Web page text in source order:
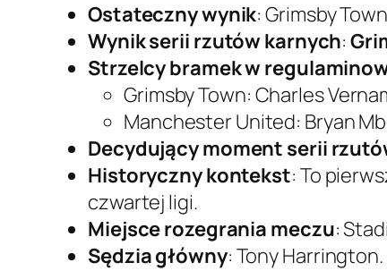
Ostateczny wynik: Grimsby
Wynik serii rzutów karnych:
Strzelcy bramek w
Grimsby Town: Charles
Manchester United: Bryan
Decydujący moment serii
Historyczny kontekst: To
czwartej ligi.
Miejsce rozegrania meczu:
Sędzia główny: Tony Harrington.